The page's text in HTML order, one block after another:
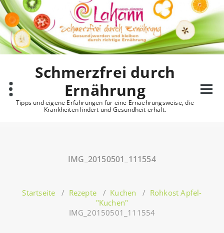
Zum
Inhalt
springen
Schmerzfrei durch
Ernährung
Tipps und eigene Erfahrungen für eine Ernaehrungsweise, die
Krankheiten lindert und Gesundheit erhält.
IMG_20150501_111554
Startseite / Rezepte / Kuchen / Rohkost Apfel-
"Kuchen"
IMG_20150501_111554